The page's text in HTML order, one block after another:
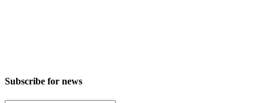
Subscribe for news